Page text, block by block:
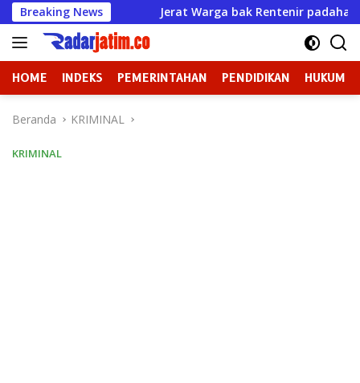
Langsung
ke
konten
Breaking NewsJerat Warga bak Rentenir padahal Izin Sudah
HOME INDEKS PEMERINTAHAN PENDIDIKAN HUKUM
Beranda KRIMINAL
KRIMINAL